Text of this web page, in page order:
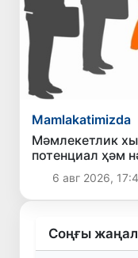
Mamlakatimizda
Мәмлекетлик
потенциал ҳәм
дәўир6 авг 2026,
Соңғы